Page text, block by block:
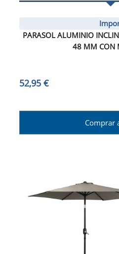
PARASOL ALUMINIO
48 MM CON
52,95 €
Comprar